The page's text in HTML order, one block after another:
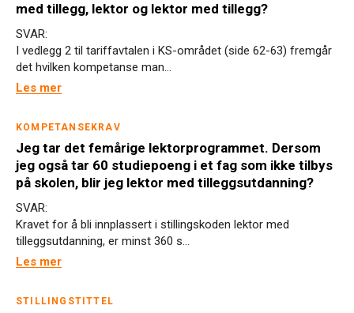
med tillegg, lektor og lektor med tillegg?
SVAR:
I vedlegg 2 til tariffavtalen i KS-området (side 62-63) fremgår
det hvilken kompetanse man...
Les mer
KOMPETANSEKRAV
Jeg tar det femårige lektorprogrammet. Dersom
jeg også tar 60 studiepoeng i et fag som ikke tilbys
på skolen, blir jeg lektor med tilleggsutdanning?
SVAR:
Kravet for å bli innplassert i stillingskoden lektor med
tilleggsutdanning, er minst 360 s...
Les mer
STILLINGSTITTEL